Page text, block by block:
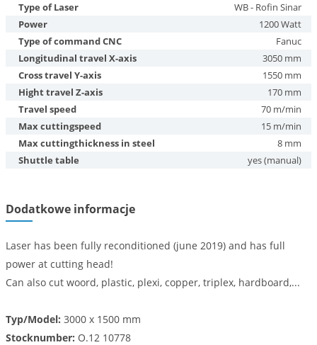
Type of Laser
WB - Rofin Sinar
Power
1200 Watt
Type of command CNC
Fanuc
Longitudinal travel X-axis
3050 mm
Cross travel Y-axis
1550 mm
Hight travel Z-axis
170 mm
Travel speed
70 m/min
Max cuttingspeed
15 m/min
Max cuttingthickness in steel
8 mm
Shuttle table
yes (manual)
Dodatkowe informacje
Laser has been fully reconditioned (june 2019) and has full
power at cutting head!
Can also cut woord, plastic, plexi, copper, triplex, hardboard,...
Typ/Model: 3000 x 1500 mm
Stocknumber: O.12 10778